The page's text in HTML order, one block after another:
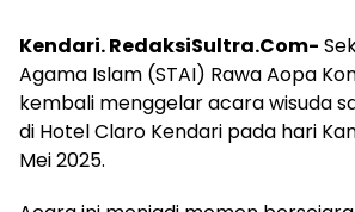
Kendari. RedaksiSultra.Com-
Agama Islam (STAI) Rawa Aopa
kembali menggelar acara wisuda
di Hotel Claro Kendari pada hari
Mei 2025.